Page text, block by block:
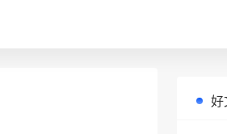
好